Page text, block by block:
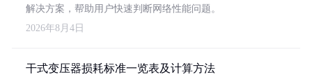
解决方案，帮助用户快速判断网络性能问题。
2026年8月4日
干式变压器损耗标准一览表及计算方法